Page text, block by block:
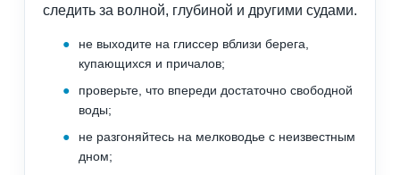
следить за волной, глубиной и другими судами.
не выходите на глиссер вблизи берега,
купающихся и причалов;
проверьте, что впереди достаточно свободной
воды;
не разгоняйтесь на мелководье с неизвестным
дном;